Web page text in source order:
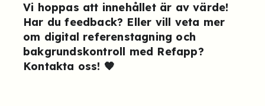
Vi hoppas att innehållet är av värde!
Har du feedback? Eller vill veta mer
om digital referenstagning och
bakgrundskontroll med Refapp?
Kontakta oss! 🧡